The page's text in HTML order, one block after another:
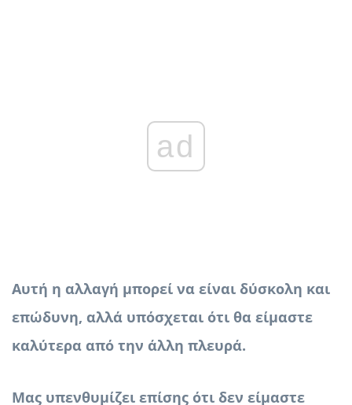
ad
Αυτή η αλλαγή μπορεί να είναι δύσκολη και
επώδυνη, αλλά υπόσχεται ότι θα είμαστε
καλύτερα από την άλλη πλευρά.
Μας υπενθυμίζει επίσης ότι δεν είμαστε